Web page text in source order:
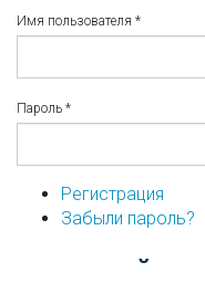
Имя пользователя *
Пароль *
Регистрация
Забыли пароль?
...или